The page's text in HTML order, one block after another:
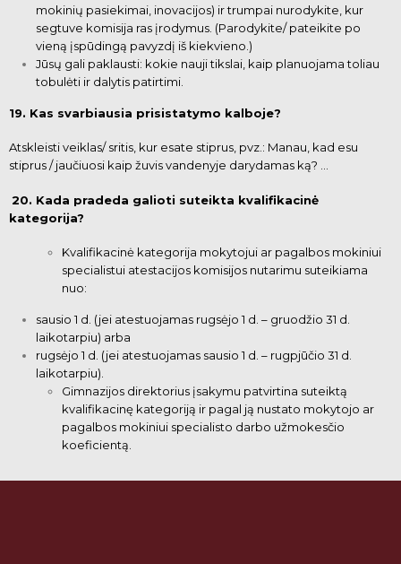
mokinių pasiekimai, inovacijos) ir trumpai nurodykite, kur
segtuve komisija ras įrodymus. (Parodykite/ pateikite po
vieną įspūdingą pavyzdį iš kiekvieno.)
Jūsų gali paklausti: kokie nauji tikslai, kaip planuojama toliau
tobulėti ir dalytis patirtimi.
19. Kas svarbiausia prisistatymo kalboje?
Atskleisti veiklas/ sritis, kur esate stiprus, pvz.: Manau, kad esu
stiprus / jaučiuosi kaip žuvis vandenyje darydamas ką? …
20. Kada pradeda galioti suteikta kvalifikacinė
kategorija?
Kvalifikacinė kategorija mokytojui ar pagalbos mokiniui
specialistui atestacijos komisijos nutarimu suteikiama
nuo:
sausio 1 d. (jei atestuojamas rugsėjo 1 d. – gruodžio 31 d.
laikotarpiu) arba
rugsėjo 1 d. (jei atestuojamas sausio 1 d. – rugpjūčio 31 d.
laikotarpiu).
Gimnazijos direktorius įsakymu patvirtina suteiktą
kvalifikacinę kategoriją ir pagal ją nustato mokytojo ar
pagalbos mokiniui specialisto darbo užmokesčio
koeficientą.